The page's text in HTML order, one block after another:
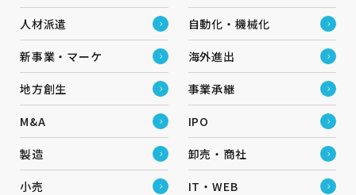
人材派遣 自動化・機械化
新事業・マーケ 海外進出
地方創生 事業承継
M&A IPO
製造 卸売・商社
小売 IT・WEB